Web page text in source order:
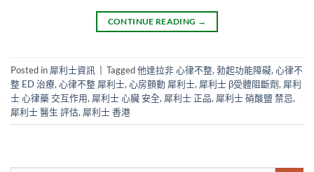
CONTINUE READING →
Posted in 犀利士資訊 Tagged他達拉非 心律不整, 勃起功能障礙, 心律不
整 ED 治療, 心律不整 犀利士, 心房顫動 犀利士, 犀利士 β受體阻斷劑, 犀利
士 心律藥 交互作用, 犀利士 心臟 安全, 犀利士 正品, 犀利士 硝酸鹽 禁忌,
犀利士 醫生 評估, 犀利士 香港